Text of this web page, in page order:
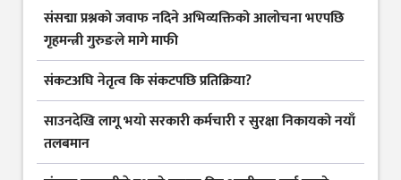
संसद्मा प्रश्नको जवाफ नदिने अभिव्यक्तिको आलोचना भएपछि
गृहमन्त्री गुरुङले मागे माफी
संकटअघि नेतृत्व कि संकटपछि प्रतिक्रिया?
साउनदेखि लागू भयो सरकारी कर्मचारी र सुरक्षा निकायको नयाँ
तलबमान